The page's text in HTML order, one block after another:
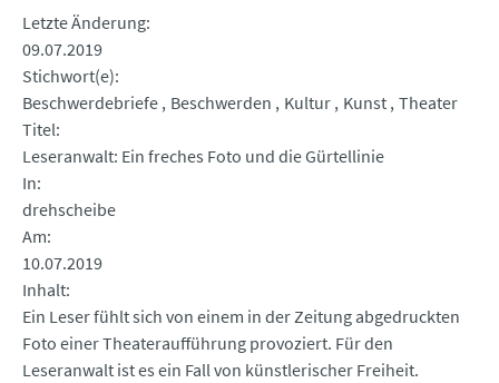
Letzte Änderung
09.07.2019
Stichwort(e)
Beschwerdebriefe Beschwerden Kultur Kunst Theater
Titel
Leseranwalt: Ein freches Foto und die Gürtellinie
In
drehscheibe
Am
10.07.2019
Inhalt
Ein Leser fühlt sich von einem in der Zeitung abgedruckten
Foto einer Theateraufführung provoziert. Für den
Leseranwalt ist es ein Fall von künstlerischer Freiheit.